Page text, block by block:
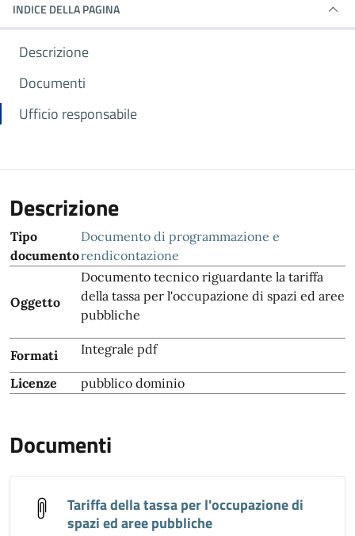
INDICE DELLA PAGINA
Descrizione
Documenti
Ufficio responsabile
Descrizione
Tipo
documento
Documento di programmazione e
rendicontazione
Oggetto
Documento tecnico riguardante la tariffa
della tassa per l'occupazione di spazi ed aree
pubbliche
Formati Integrale pdf
Licenze pubblico dominio
Documenti
Tariffa della tassa per l'occupazione di
spazi ed aree pubbliche